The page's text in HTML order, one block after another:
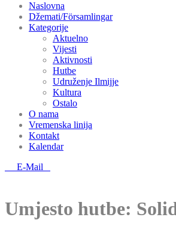
Naslovna
Džemati/Församlingar
Kategorije
Aktuelno
Vijesti
Aktivnosti
Hutbe
Udruženje Ilmijje
Kultura
Ostalo
O nama
Vremenska linija
Kontakt
Kalendar
E-Mail
Umjesto hutbe: